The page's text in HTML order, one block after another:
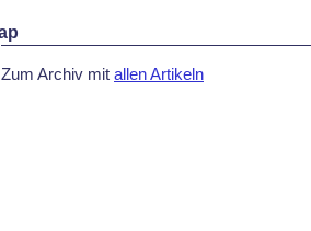
Zum Archiv mit allen Artikeln